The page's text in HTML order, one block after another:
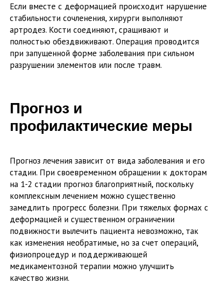
Если вместе с деформацией происходит нарушение
стабильности сочленения, хирурги выполняют
артродез. Кости соединяют, сращивают и
полностью обездвиживают. Операция проводится
при запущенной форме заболевания при сильном
разрушении элементов или после травм.
Прогноз и
профилактические меры
Прогноз лечения зависит от вида заболевания и его
стадии. При своевременном обращении к докторам
на 1-2 стадии прогноз благоприятный, поскольку
комплексным лечением можно существенно
замедлить прогресс болезни. При тяжелых формах с
деформацией и существенном ограничении
подвижности вылечить пациента невозможно, так
как изменения необратимые, но за счет операций,
физиопроцедур и поддерживающей
медикаментозной терапии можно улучшить
качество жизни.